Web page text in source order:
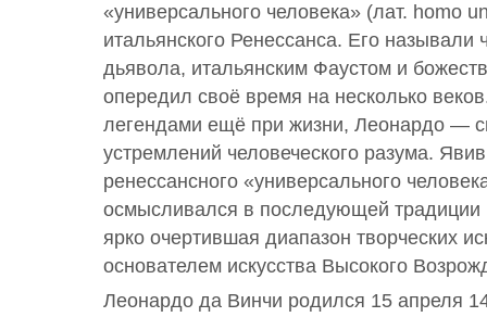
«универсального человека» (лат. homo
итальянского Ренессанса. Его
дьявола, итальянским Фаустом и
опередил своё время на несколько
легендами ещё при жизни, Леонардо —
устремлений человеческого разума.
ренессансного «универсального
осмысливался в последующей традиции
ярко очертившая диапазон творческих
основателем искусства Высокого
Леонардо да Винчи родился 15 апреля